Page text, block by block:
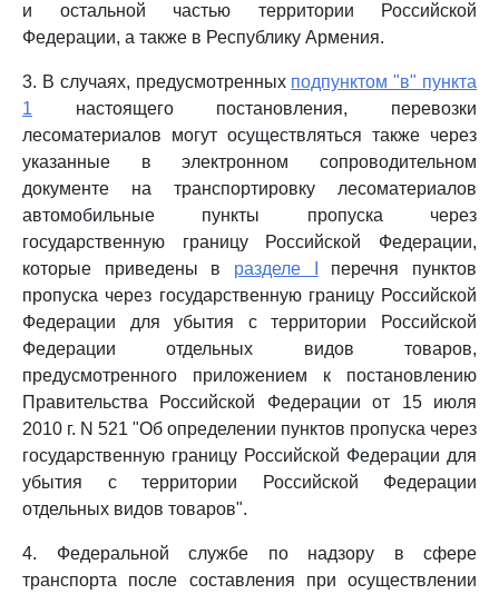
и остальной частью территории Российской
Федерации, а также в Республику Армения.
3. В случаях, предусмотренных подпунктом "в" пункта
1 настоящего постановления, перевозки
лесоматериалов могут осуществляться также через
указанные в электронном сопроводительном
документе на транспортировку лесоматериалов
автомобильные пункты пропуска через
государственную границу Российской Федерации,
которые приведены в разделе I
перечня пунктов
пропуска через государственную границу Российской
Федерации для убытия с территории Российской
Федерации отдельных видов товаров,
предусмотренного приложением к постановлению
Правительства Российской Федерации от 15 июля
2010 г. N 521 "Об определении пунктов пропуска через
государственную границу Российской Федерации для
убытия с территории Российской Федерации
отдельных видов товаров".
4. Федеральной службе по надзору в сфере
транспорта после составления при осуществлении